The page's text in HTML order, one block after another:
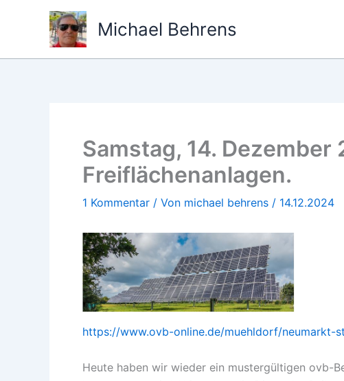
Michael Behrens
Samstag, 14.
Freiflächenanlagen.
1 Kommentar / Von michael behrens / 14.12.2024
https://www.ovb-online.de/muehldorf/
Heute haben wir wieder ein mustergültigen ovb-